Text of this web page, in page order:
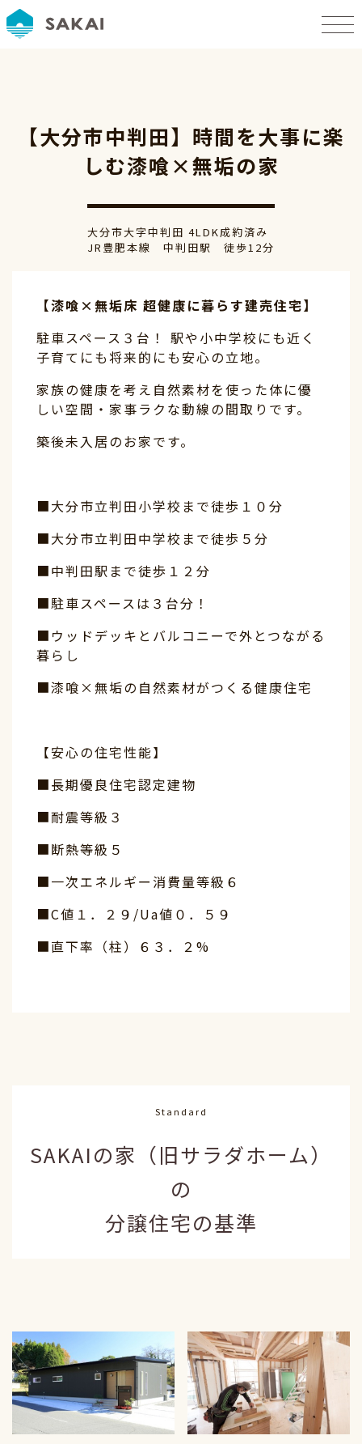
【大分市中判田】時間を大事に楽
しむ漆喰×無垢の家
大分市大字中判田 4LDK成約済み
JR豊肥本線 中判田駅 徒歩12分
【漆喰×無垢床 超健康に暮らす建売住宅】
駐車スペース３台！ 駅や小中学校にも近く
子育てにも将来的にも安心の立地。
家族の健康を考え自然素材を使った体に優
しい空間・家事ラクな動線の間取りです。
築後未入居のお家です。
■大分市立判田小学校まで徒歩１０分
■大分市立判田中学校まで徒歩５分
■中判田駅まで徒歩１２分
■駐車スペースは３台分！
■ウッドデッキとバルコニーで外とつながる
暮らし
■漆喰×無垢の自然素材がつくる健康住宅
【安心の住宅性能】
■長期優良住宅認定建物
■耐震等級３
■断熱等級５
■一次エネルギー消費量等級６
■C値１．２９/Ua値０．５９
■直下率（柱）６３．２%
Standard
SAKAIの家（旧サラダホーム）
の
分譲住宅の基準